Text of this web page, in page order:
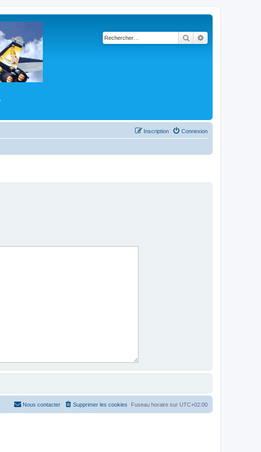
Rechercher
Connexion
Inscription
Fuseau horaire sur UTC+02:00
Supprimer les cookies
Nous contacter